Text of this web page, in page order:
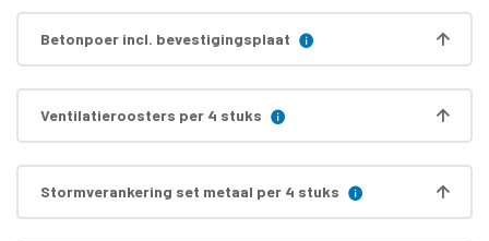
Betonpoer incl. bevestigingsplaat
Ventilatieroosters per 4 stuks
Stormverankering set metaal per 4 stuks